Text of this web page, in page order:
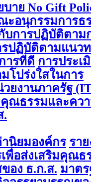
าย No Gift
ะอนุกรรมการธ
บการปฏิบัติตาม
รปฏิบัติตามแนว
ารที่ดี การประเ
โปร่งใสในการ
ยงานภาครัฐ
คุณธรรมและคว
.
นิยมองค์กร รา
พื่อส่งเสริมคุณธ
อง ธ.ก.ส. มาต